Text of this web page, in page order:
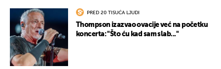
PRED 20 TISUĆA LJUDI
Thompson izazvao ovacije već na početku
koncerta: "Što ću kad sam slab..."